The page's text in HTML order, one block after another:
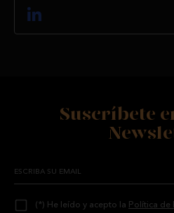
Suscríbete
(*) He leído y acepto la Política de